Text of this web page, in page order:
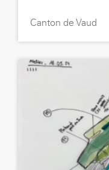
Canton de Vaud